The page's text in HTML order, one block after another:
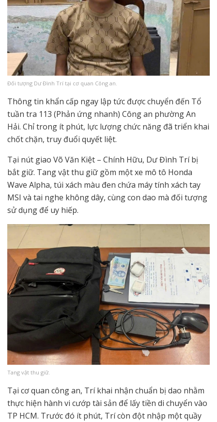
Đối tượng Dư Đình Trí tại cơ quan Công an.
Thông tin khẩn cấp ngay lập tức được chuyển đến Tổ
tuần tra 113 (Phản ứng nhanh) Công an phường An
Hải. Chỉ trong ít phút, lực lượng chức năng đã triển khai
chốt chặn, truy đuổi quyết liệt.
Tại nút giao Võ Văn Kiệt – Chính Hữu, Dư Đình Trí bị
bắt giữ. Tang vật thu giữ gồm một xe mô tô Honda
Wave Alpha, túi xách màu đen chứa máy tính xách tay
MSI và tai nghe không dây, cùng con dao mà đối tượng
sử dụng để uy hiếp.
Tang vật thu giữ.
Tại cơ quan công an, Trí khai nhận chuẩn bị dao nhằm
thực hiện hành vi cướp tài sản để lấy tiền di chuyển vào
TP HCM. Trước đó ít phút, Trí còn đột nhập một quầy